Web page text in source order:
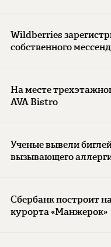
Wildberries
собственного
На месте
AVA Bistro
Ученые вывели
вызывающего
Сбербанк построит
курорта «Манжерок»